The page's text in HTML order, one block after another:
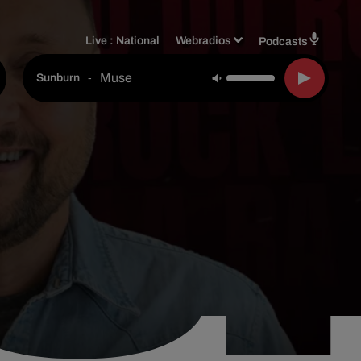
Live : National Webradios Podcasts
Sunburn - Muse